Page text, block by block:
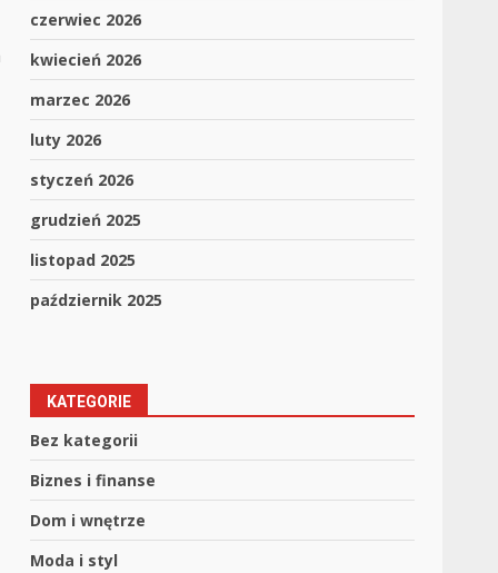
czerwiec 2026
kwiecień 2026
marzec 2026
luty 2026
styczeń 2026
grudzień 2025
listopad 2025
październik 2025
KATEGORIE
Bez kategorii
Biznes i finanse
Dom i wnętrze
Moda i styl